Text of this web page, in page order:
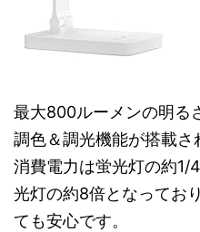
最大800ルーメンの明る
調色＆調光機能が搭載さ
消費電力は蛍光灯の約1/
光灯の約8倍となってお
ても安心です。